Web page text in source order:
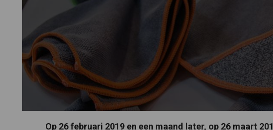
Op 26 februari 2019 en een maand later, op 26 maart